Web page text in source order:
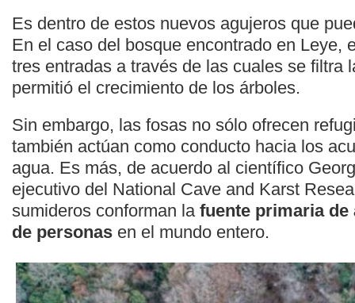
Es dentro de estos nuevos agujeros que
En el caso del bosque encontrado en Leye,
tres entradas a través de las cuales se filtra
permitió el crecimiento de los árboles.
Sin embargo, las fosas no sólo ofrecen
también actúan como conducto hacia los
agua. Es más, de acuerdo al científico
ejecutivo del National Cave and Karst
sumideros conforman la fuente primaria de
de personas en el mundo entero.